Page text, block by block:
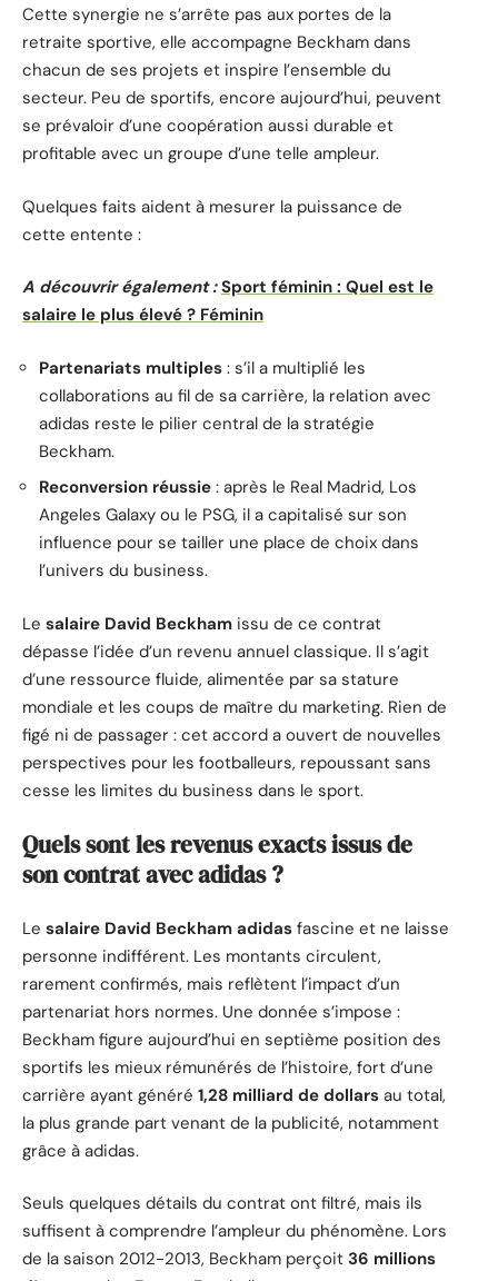
Cette synergie ne s’arrête pas aux portes de la
retraite sportive, elle accompagne Beckham dans
chacun de ses projets et inspire l’ensemble du
secteur. Peu de sportifs, encore aujourd’hui, peuvent
se prévaloir d’une coopération aussi durable et
profitable avec un groupe d’une telle ampleur.
Quelques faits aident à mesurer la puissance de
cette entente :
A découvrir également : Sport féminin : Quel est le
salaire le plus élevé ? Féminin
Partenariats multiples : s’il a multiplié les
collaborations au fil de sa carrière, la relation avec
adidas reste le pilier central de la stratégie
Beckham.
Reconversion réussie : après le Real Madrid, Los
Angeles Galaxy ou le PSG, il a capitalisé sur son
influence pour se tailler une place de choix dans
l’univers du business.
Le salaire David Beckham issu de ce contrat
dépasse l’idée d’un revenu annuel classique. Il s’agit
d’une ressource fluide, alimentée par sa stature
mondiale et les coups de maître du marketing. Rien de
figé ni de passager : cet accord a ouvert de nouvelles
perspectives pour les footballeurs, repoussant sans
cesse les limites du business dans le sport.
Quels sont les revenus exacts issus de
son contrat avec adidas ?
Le salaire David Beckham adidas fascine et ne laisse
personne indifférent. Les montants circulent,
rarement confirmés, mais reflètent l’impact d’un
partenariat hors normes. Une donnée s’impose :
Beckham figure aujourd’hui en septième position des
sportifs les mieux rémunérés de l’histoire, fort d’une
carrière ayant généré 1,28 milliard de dollars au total,
la plus grande part venant de la publicité, notamment
grâce à adidas.
Seuls quelques détails du contrat ont filtré, mais ils
suffisent à comprendre l’ampleur du phénomène. Lors
de la saison 2012-2013, Beckham perçoit 36 millions